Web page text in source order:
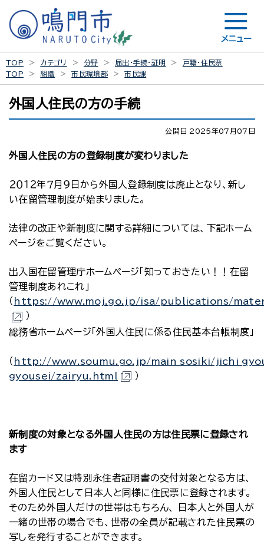
メニュー
TOP カテゴリ 分野 届出・手続・証明
戸籍・住民票
TOP
組織 市民環境部 市民課
外国人住民の方の手続
公開日 2025年07月07日
外国人住民の方の登録制度が変わりました
２０１２年７月９日から外国人登録制度は廃止となり、新し
い在留管理制度が始まりました。
法律の改正や新制度に関する詳細については、下記ホーム
ページをご覧ください。
出入国在留管理庁ホームページ「知っておきたい！！在留
管理制度あれこれ」
（ https://www.moj.go.jp/isa/publications/
）
総務省ホームページ「外国人住民に係る住民基本台帳制度」
（ http://www.soumu.go.jp/main_sosiki/
gyousei/zairyu.html
）
新制度の対象となる外国人住民の方は住民票に登録され
ます
在留カード又は特別永住者証明書の交付対象となる方は、
外国人住民として日本人と同様に住民票に登録されます。
そのため外国人だけの世帯はもちろん、 日本人と外国人が
一緒の世帯の場合でも、世帯の全員が記載された住民票の
写しを発行することができます。